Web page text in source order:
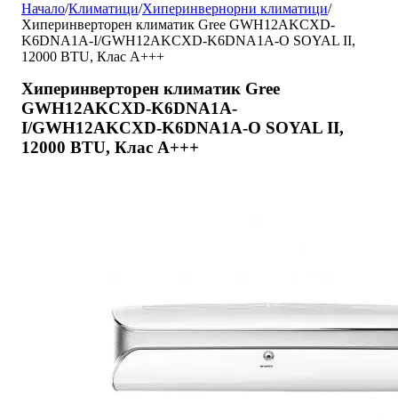
Начало/Климатици/Хиперинвернорни климатици/
Хиперинверторен климатик Gree GWH12AKCXD-
K6DNA1A-I/GWH12AKCXD-K6DNA1A-O SOYAL II,
12000 BTU, Клас A+++
Хиперинверторен климатик Gree
GWH12AKCXD-K6DNA1A-
I/GWH12AKCXD-K6DNA1A-O SOYAL II,
12000 BTU, Клас A+++